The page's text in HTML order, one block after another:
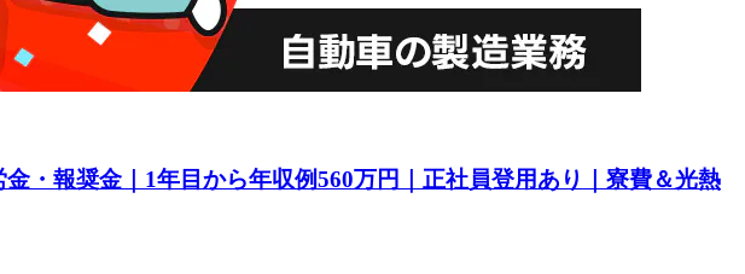
・報奨金｜1年目から年収例560万円｜正社員登用あり｜寮費＆光熱